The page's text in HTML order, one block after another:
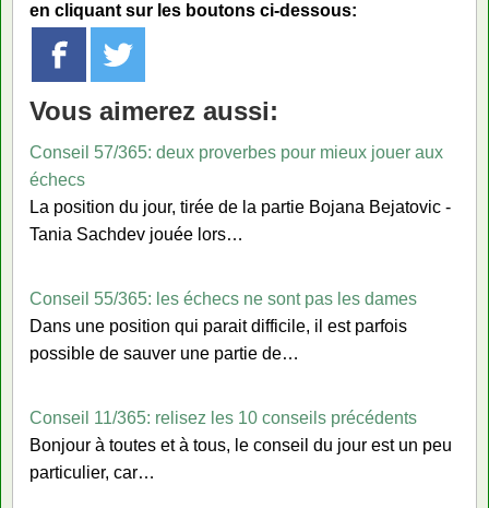
en cliquant sur les boutons ci-dessous:
Vous aimerez aussi:
Conseil 57/365: deux proverbes pour mieux jouer aux
échecs
La position du jour, tirée de la partie Bojana Bejatovic -
Tania Sachdev jouée lors…
Conseil 55/365: les échecs ne sont pas les dames
Dans une position qui parait difficile, il est parfois
possible de sauver une partie de…
Conseil 11/365: relisez les 10 conseils précédents
Bonjour à toutes et à tous, le conseil du jour est un peu
particulier, car…